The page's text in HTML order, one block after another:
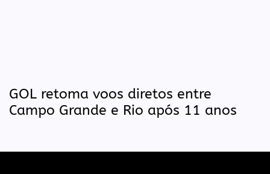
GOL retoma voos diretos entre
Campo Grande e Rio após 11 anos